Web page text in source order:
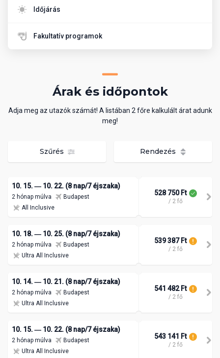
Időjárás
Fakultatív programok
Árak és időpontok
Adja meg az utazók számát! A listában 2 főre kalkulált árat adunk
meg!
Szűrés Rendezés
10. 15. ― 10. 22. (8 nap/7 éjszaka)
2 hónap múlva
Budapest
All Inclusive
528 750 Ft
/ 2 fő
10. 18. ― 10. 25. (8 nap/7 éjszaka)
2 hónap múlva
Budapest
Ultra All Inclusive
539 387 Ft
/ 2 fő
10. 14. ― 10. 21. (8 nap/7 éjszaka)
2 hónap múlva
Budapest
Ultra All Inclusive
541 482 Ft
/ 2 fő
10. 15. ― 10. 22. (8 nap/7 éjszaka)
2 hónap múlva
Budapest
Ultra All Inclusive
543 141 Ft
/ 2 fő